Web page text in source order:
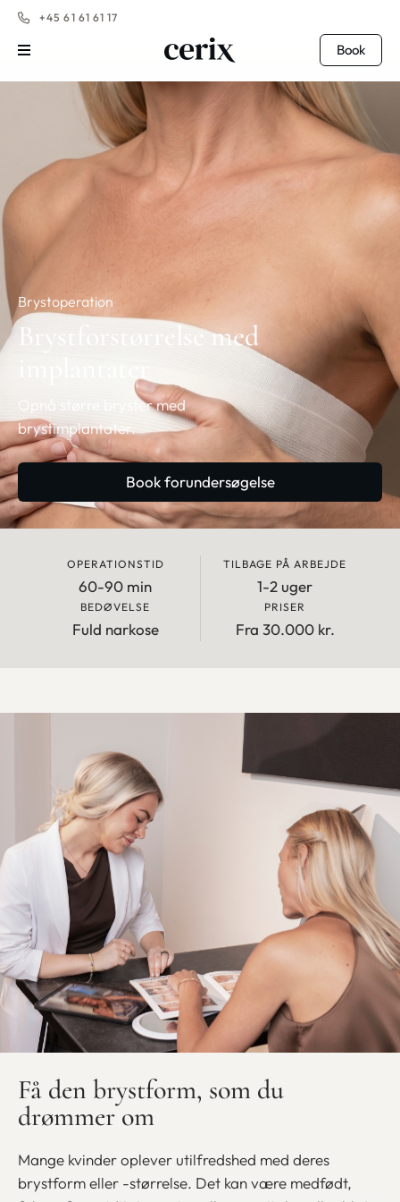
+45 61 61 61 17
Book
Brystoperation
Brystforstørrelse med
Opnå større bryster med
brystimplantater.
Book forundersøgelse
OPERATIONSTID
60-90 min
TILBAGE PÅ ARBEJDE
1-2 uger
BEDØVELSE
Fuld narkose
PRISER
Fra 30.000 kr.
Få den brystform, som du
drømmer om
Mange kvinder oplever utilfredshed med deres
brystform eller -størrelse. Det kan være medfødt,